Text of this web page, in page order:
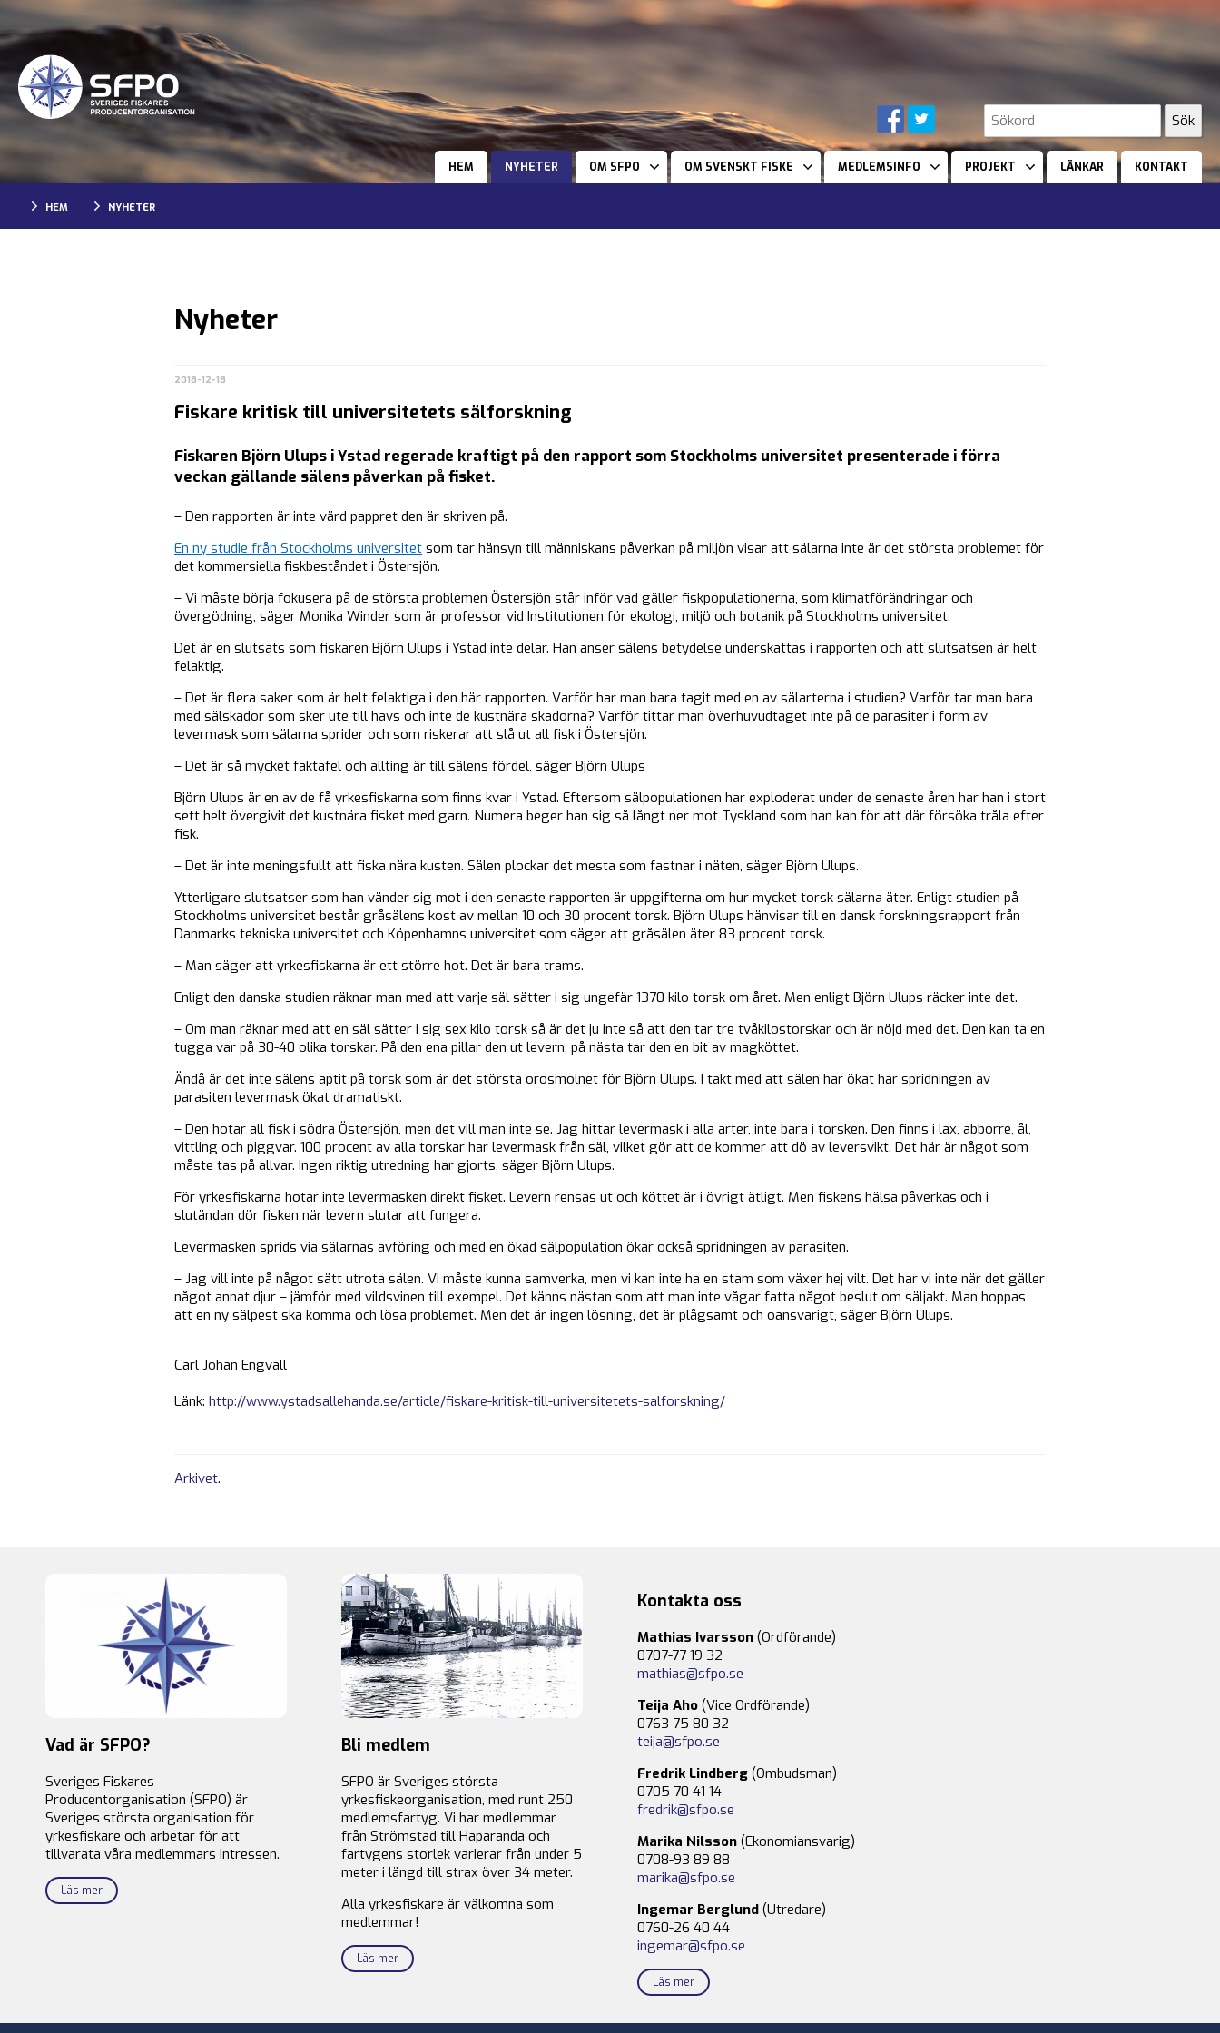
HEM NYHETER OM SFPO OM SVENSKT FISKE MEDLEMSINFO PROJEKT LÄNKAR KONTAKT
HEM NYHETER
Nyheter
2018-12-18
Fiskare kritisk till universitetets sälforskning
Fiskaren Björn Ulups i Ystad regerade kraftigt på den rapport som Stockholms universitet presenterade i förra
veckan gällande sälens påverkan på fisket.
– Den rapporten är inte värd pappret den är skriven på.
En ny studie från Stockholms universitet som tar hänsyn till människans påverkan på miljön visar att sälarna inte är det största problemet för
det kommersiella fiskbeståndet i Östersjön.
– Vi måste börja fokusera på de största problemen Östersjön står inför vad gäller fiskpopulationerna, som klimatförändringar och
övergödning, säger Monika Winder som är professor vid Institutionen för ekologi, miljö och botanik på Stockholms universitet.
Det är en slutsats som fiskaren Björn Ulups i Ystad inte delar. Han anser sälens betydelse underskattas i rapporten och att slutsatsen är helt
felaktig.
– Det är flera saker som är helt felaktiga i den här rapporten. Varför har man bara tagit med en av sälarterna i studien? Varför tar man bara
med sälskador som sker ute till havs och inte de kustnära skadorna? Varför tittar man överhuvudtaget inte på de parasiter i form av
levermask som sälarna sprider och som riskerar att slå ut all fisk i Östersjön.
– Det är så mycket faktafel och allting är till sälens fördel, säger Björn Ulups
Björn Ulups är en av de få yrkesfiskarna som finns kvar i Ystad. Eftersom sälpopulationen har exploderat under de senaste åren har han i stort
sett helt övergivit det kustnära fisket med garn. Numera beger han sig så långt ner mot Tyskland som han kan för att där försöka tråla efter
fisk.
– Det är inte meningsfullt att fiska nära kusten. Sälen plockar det mesta som fastnar i näten, säger Björn Ulups.
Ytterligare slutsatser som han vänder sig mot i den senaste rapporten är uppgifterna om hur mycket torsk sälarna äter. Enligt studien på
Stockholms universitet består gråsälens kost av mellan 10 och 30 procent torsk. Björn Ulups hänvisar till en dansk forskningsrapport från
Danmarks tekniska universitet och Köpenhamns universitet som säger att gråsälen äter 83 procent torsk.
– Man säger att yrkesfiskarna är ett större hot. Det är bara trams.
Enligt den danska studien räknar man med att varje säl sätter i sig ungefär 1370 kilo torsk om året. Men enligt Björn Ulups räcker inte det.
– Om man räknar med att en säl sätter i sig sex kilo torsk så är det ju inte så att den tar tre tvåkilostorskar och är nöjd med det. Den kan ta en
tugga var på 30-40 olika torskar. På den ena pillar den ut levern, på nästa tar den en bit av magköttet.
Ändå är det inte sälens aptit på torsk som är det största orosmolnet för Björn Ulups. I takt med att sälen har ökat har spridningen av
parasiten levermask ökat dramatiskt.
– Den hotar all fisk i södra Östersjön, men det vill man inte se. Jag hittar levermask i alla arter, inte bara i torsken. Den finns i lax, abborre, ål,
vittling och piggvar. 100 procent av alla torskar har levermask från säl, vilket gör att de kommer att dö av leversvikt. Det här är något som
måste tas på allvar. Ingen riktig utredning har gjorts, säger Björn Ulups.
För yrkesfiskarna hotar inte levermasken direkt fisket. Levern rensas ut och köttet är i övrigt ätligt. Men fiskens hälsa påverkas och i
slutändan dör fisken när levern slutar att fungera.
Levermasken sprids via sälarnas avföring och med en ökad sälpopulation ökar också spridningen av parasiten.
– Jag vill inte på något sätt utrota sälen. Vi måste kunna samverka, men vi kan inte ha en stam som växer hej vilt. Det har vi inte när det gäller
något annat djur – jämför med vildsvinen till exempel. Det känns nästan som att man inte vågar fatta något beslut om säljakt. Man hoppas
att en ny sälpest ska komma och lösa problemet. Men det är ingen lösning, det är plågsamt och oansvarigt, säger Björn Ulups.
Carl Johan Engvall
Länk: http://www.ystadsallehanda.se/article/fiskare-kritisk-till-universitetets-salforskning/
Arkivet.
Vad är SFPO?
Sveriges Fiskares
Producentorganisation (SFPO) är
Sveriges största organisation för
yrkesfiskare och arbetar för att
tillvarata våra medlemmars intressen.
Läs mer
Bli medlem
SFPO är Sveriges största
yrkesfiskeorganisation, med runt 250
medlemsfartyg. Vi har medlemmar
från Strömstad till Haparanda och
fartygens storlek varierar från under 5
meter i längd till strax över 34 meter.
Alla yrkesfiskare är välkomna som
medlemmar!
Läs mer
Kontakta oss
Mathias Ivarsson (Ordförande)
0707-77 19 32
mathias@sfpo.se
Teija Aho (Vice Ordförande)
0763-75 80 32
teija@sfpo.se
Fredrik Lindberg (Ombudsman)
0705-70 41 14
fredrik@sfpo.se
Marika Nilsson (Ekonomiansvarig)
0708-93 89 88
marika@sfpo.se
Ingemar Berglund (Utredare)
0760-26 40 44
ingemar@sfpo.se
Läs mer